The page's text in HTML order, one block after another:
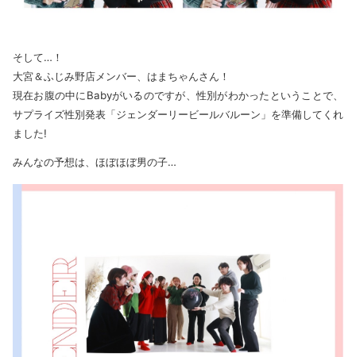
そして…！
大宮＆ふじみ野店メンバー、はまちゃんさん！
現在お腹の中にBabyがいるのですが、性別がわかったということで、
サプライズ性別発表「ジェンダーリービールバルーン」を準備してくれ
ました!
みんなの予想は、ほぼほぼ男の子…